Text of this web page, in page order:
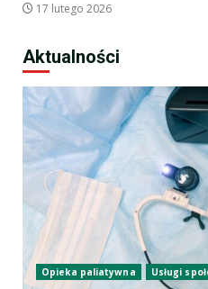
17 lutego 2026
Aktualności
Opieka paliatywna Usługi